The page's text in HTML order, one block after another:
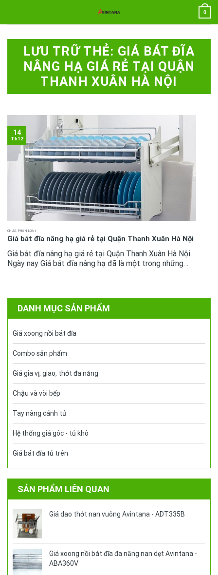
nội
0
LƯU TRỮ THẺ: GIÁ BÁT ĐĨA
NÂNG HẠ GIÁ RẺ TẠI QUẬN
THANH XUÂN HÀ NỘI
CHƯA PHÂN LOẠI
Giá bát đĩa nâng hạ giá rẻ tại Quận Thanh Xuân Hà Nội
Giá bát đĩa nâng hạ giá rẻ tại Quận Thanh Xuân Hà Nội
Ngày nay Giá bát đĩa nâng hạ đã là một trong những
14
Th12
DANH MỤC SẢN PHẨM
Giá xoong nồi bát đĩa
Combo sản phẩm
Giá gia vị, giao, thớt đa năng
Chậu và vòi bếp
Tay nâng cánh tủ
Hệ thống giá góc - tủ khô
Giá bát đĩa tủ trên
SẢN PHẨM LIÊN QUAN
Giá dao thớt nan vuông Avintana - ADT335B
Giá xoong nồi bát đĩa đa năng nan dẹt Avintana -
ABA360V